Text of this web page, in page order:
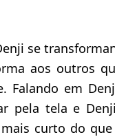
se
aos outros
Falando em
pela tela e
curto do